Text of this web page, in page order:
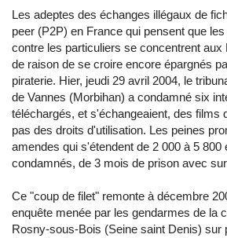
Les adeptes des échanges illégaux de
peer (P2P) en France qui pensent que
contre les particuliers se concentrent aux
de raison de se croire encore épargnés
piraterie. Hier, jeudi 29 avril 2004, le
de Vannes (Morbihan) a condamné six
téléchargés, et s'échangeaient, des films
pas des droits d'utilisation. Les peines
amendes qui s'étendent de 2 000 à 5 800
condamnés, de 3 mois de prison avec
Ce "coup de filet" remonte à décembre
enquête menée par les gendarmes de la
Rosny-sous-Bois (Seine saint Denis) sur